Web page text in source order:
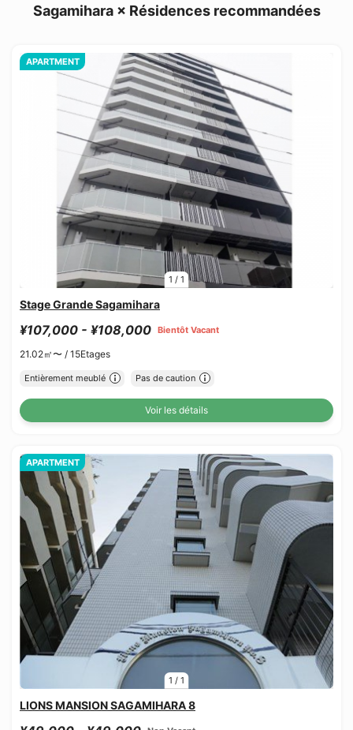
Sagamihara × Résidences recommandées
1 / 1
APARTMENT
Stage Grande Sagamihara
¥107,000 - ¥108,000 Bientôt Vacant
21.02㎡〜 / 15Etages
Entièrement meublé Pas de caution
Voir les détails
1 / 1
APARTMENT
LIONS MANSION SAGAMIHARA 8